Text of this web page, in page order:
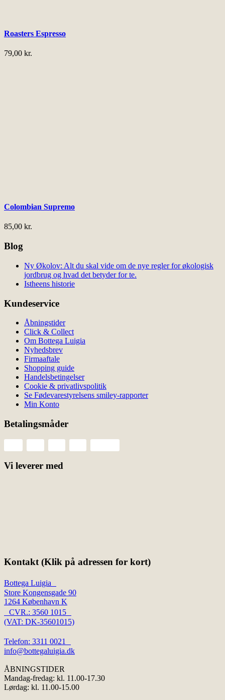
Roasters Espresso
79,00 kr.
Colombian Supremo
85,00 kr.
Blog
Ny Økolov: Alt du skal vide om de nye regler for økologisk
jordbrug og hvad det betyder for te.
Istheens historie
Kundeservice
Åbningstider
Click & Collect
Om Bottega Luigia
Nyhedsbrev
Firmaaftale
Shopping guide
Handelsbetingelser
Cookie & privatlivspolitik
Se Fødevarestyrelsens smiley-rapporter
Min Konto
Betalingsmåder
Vi leverer med
Kontakt (Klik på adressen for kort)
Bottega Luigia
Store Kongensgade 90
1264 København K
CVR.: 3560 1015
(VAT: DK-35601015)
Telefon: 3311 0021
info@bottegaluigia.dk
ÅBNINGSTIDER
Mandag-fredag: kl. 11.00-17.30
Lørdag: kl. 11.00-15.00